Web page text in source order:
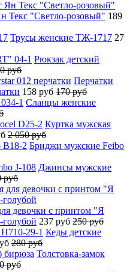
Текс "Светло-розовый" 189
Трусы женские ТЖ-1717 27
Рюкзак детский
руб
Перчатки
158 руб 170 руб
Сланцы женские
Куртка мужская
2 050 руб
Бриджи мужские Feibo
Джинсы мужские
руб
девочки с принтом "Я
237 руб 250 руб
Кеды детские
280 руб
Толстовка-замок
руб